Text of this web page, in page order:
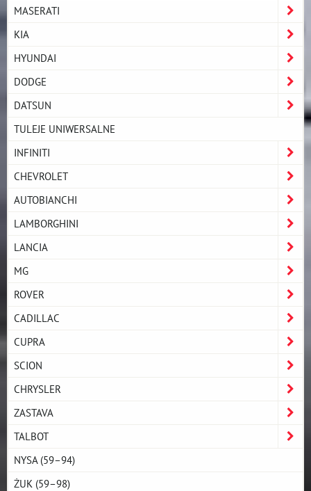
MASERATI
KIA
HYUNDAI
DODGE
DATSUN
TULEJE UNIWERSALNE
INFINITI
CHEVROLET
AUTOBIANCHI
LAMBORGHINI
LANCIA
MG
ROVER
CADILLAC
CUPRA
SCION
CHRYSLER
ZASTAVA
TALBOT
NYSA (59–94)
ŻUK (59–98)